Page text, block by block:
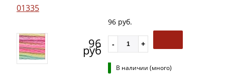
01335
96
руб
96 руб.
В наличии (много)